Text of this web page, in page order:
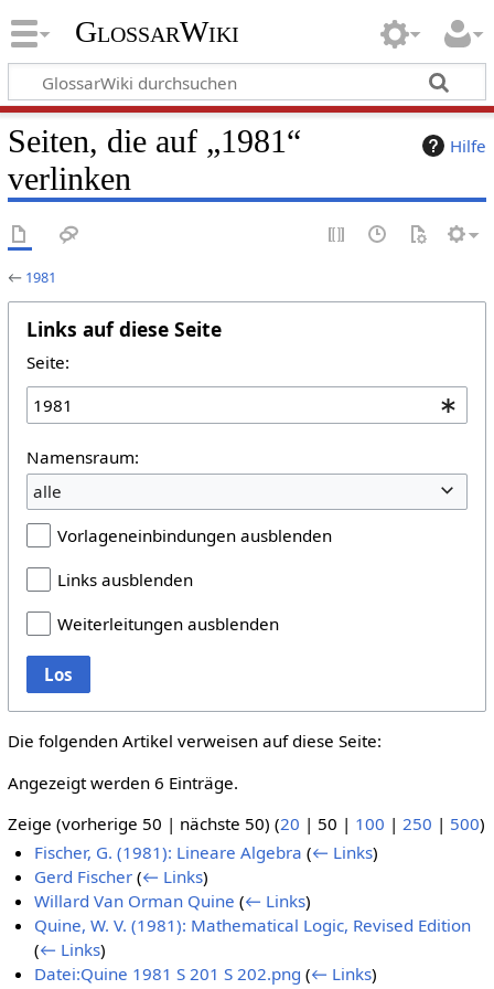
GlossarWiki
Hilfe
Seiten, die auf „1981“
verlinken
← 1981
Links auf diese Seite
Seite:
Namensraum:
alle
Vorlageneinbindungen ausblenden
Links ausblenden
Weiterleitungen ausblenden
Los
Die folgenden Artikel verweisen auf diese Seite:
Angezeigt werden 6 Einträge.
Zeige (vorherige 50 | nächste 50) (20 | 50 | 100 | 250 | 500)
Fischer, G. (1981): Lineare Algebra (← Links)
Gerd Fischer (← Links)
Willard Van Orman Quine (← Links)
Quine, W. V. (1981): Mathematical Logic, Revised Edition
(← Links)
Datei:Quine 1981 S 201 S 202.png (← Links)